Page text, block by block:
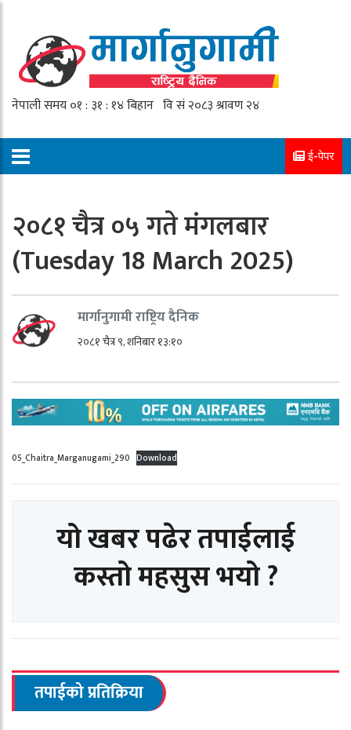
ई-पेपर
२०८१ चैत्र ०५ गते मंगलबार
(Tuesday 18 March 2025)
मार्गानुगामी राष्ट्रिय दैनिक
२०८१ चैत्र ९, शनिबार १३:१०
05_Chaitra_Marganugami_290 Download
यो खबर पढेर तपाईलाई
कस्तो महसुस भयो ?
तपाईको प्रतिक्रिया